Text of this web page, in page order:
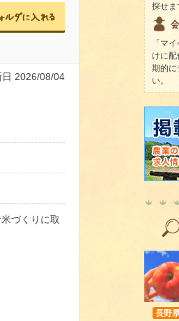
日 2026/08/04
づくりに取
探せま
「マ
けに
期的に
い。
長野